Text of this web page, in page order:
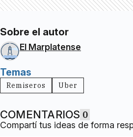
Sobre el autor
El Marplatense
Temas
Remiseros Uber
COMENTARIOS 0
Compartí tus ideas de forma